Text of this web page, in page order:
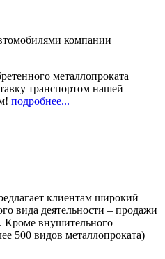
компании
металлопроката
транспортом нашей
подробнее...
клиентам широкий
вида деятельности – продажи
Кроме внушительного
500 видов металлопроката)